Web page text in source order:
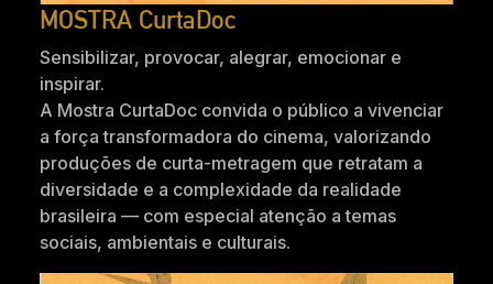
MOSTRA CurtaDoc
Sensibilizar, provocar, alegrar, emocionar e
inspirar.
A Mostra CurtaDoc convida o público a vivenciar
a força transformadora do cinema, valorizando
produções de curta-metragem que retratam a
diversidade e a complexidade da realidade
brasileira — com especial atenção a temas
sociais, ambientais e culturais.